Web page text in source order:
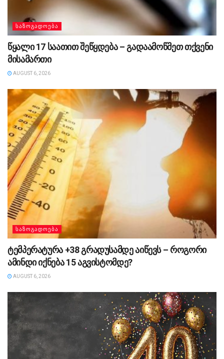
ᲡᲐᲖᲝᲒᲐᲓᲝᲔᲑᲐ
წყალი 17 საათით შეწყდება – გადაამოწმეთ თქვენი
მისამართი
AUGUST 6, 2026
ᲡᲐᲖᲝᲒᲐᲓᲝᲔᲑᲐ
ტემპერატურა +38 გრადუსამდე აიწევს – როგორი
ამინდი იქნება 15 აგვისტომდე?
AUGUST 6, 2026